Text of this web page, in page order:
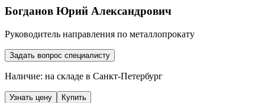
Богданов Юрий Александрович
Руководитель направления по металлопрокату
Задать вопрос специалисту
Наличие: на складе в Санкт-Петербург
Узнать цену Купить